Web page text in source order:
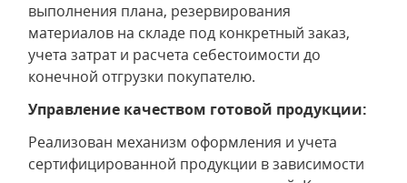
выполнения плана, резервирования
материалов на складе под конкретный заказ,
учета затрат и расчета себестоимости до
конечной отгрузки покупателю.
Управление качеством готовой продукции:
Реализован механизм оформления и учета
сертифицированной продукции в зависимости